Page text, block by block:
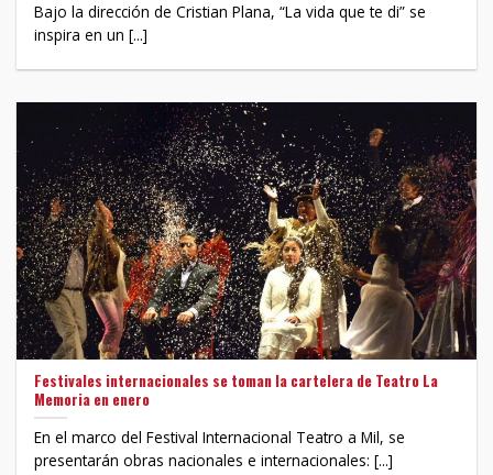
Bajo la dirección de Cristian Plana, “La vida que te di” se
inspira en un [...]
Festivales internacionales se toman la cartelera de Teatro La
Memoria en enero
En el marco del Festival Internacional Teatro a Mil, se
presentarán obras nacionales e internacionales: [...]